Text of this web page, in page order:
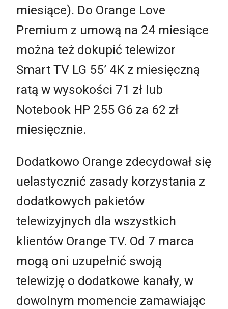
miesiące). Do Orange Love
Premium z umową na 24 miesiące
można też dokupić telewizor
Smart TV LG 55’ 4K z miesięczną
ratą w wysokości 71 zł lub
Notebook HP 255 G6 za 62 zł
miesięcznie.
Dodatkowo Orange zdecydował się
uelastycznić zasady korzystania z
dodatkowych pakietów
telewizyjnych dla wszystkich
klientów Orange TV. Od 7 marca
mogą oni uzupełnić swoją
telewizję o dodatkowe kanały, w
dowolnym momencie zamawiając